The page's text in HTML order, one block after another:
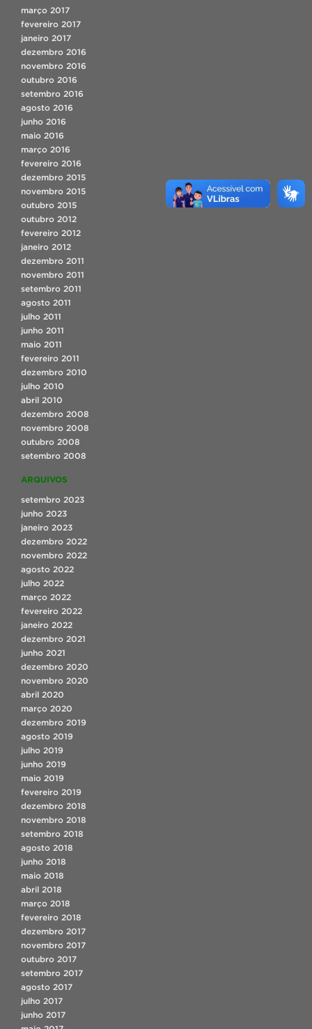
março 2017
fevereiro 2017
janeiro 2017
dezembro 2016
novembro 2016
outubro 2016
setembro 2016
agosto 2016
junho 2016
maio 2016
março 2016
fevereiro 2016
dezembro 2015
novembro 2015
outubro 2015
outubro 2012
fevereiro 2012
janeiro 2012
dezembro 2011
novembro 2011
setembro 2011
agosto 2011
julho 2011
junho 2011
maio 2011
fevereiro 2011
dezembro 2010
julho 2010
abril 2010
dezembro 2008
novembro 2008
outubro 2008
setembro 2008
ARQUIVOS
setembro 2023
junho 2023
janeiro 2023
dezembro 2022
novembro 2022
agosto 2022
julho 2022
março 2022
fevereiro 2022
janeiro 2022
dezembro 2021
junho 2021
dezembro 2020
novembro 2020
abril 2020
março 2020
dezembro 2019
agosto 2019
julho 2019
junho 2019
maio 2019
fevereiro 2019
dezembro 2018
novembro 2018
setembro 2018
agosto 2018
junho 2018
maio 2018
abril 2018
março 2018
fevereiro 2018
dezembro 2017
novembro 2017
outubro 2017
setembro 2017
agosto 2017
julho 2017
junho 2017